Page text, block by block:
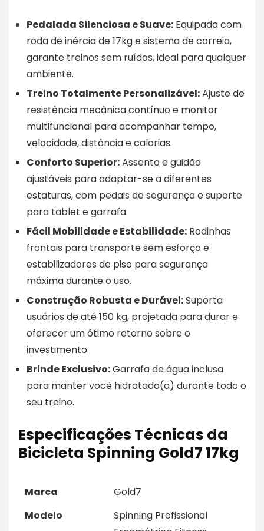
Pedalada Silenciosa e Suave: Equipada com
roda de inércia de 17kg e sistema de correia,
garante treinos sem ruídos, ideal para qualquer
ambiente.
Treino Totalmente Personalizável:Ajuste de
resistência mecânica contínuo e monitor
multifuncional para acompanhar tempo,
velocidade, distância e calorias.
Conforto Superior:Assento e guidão
ajustáveis para adaptar-se a diferentes
estaturas, com pedais de segurança e suporte
para tablet e garrafa.
Fácil Mobilidade e Estabilidade: Rodinhas
frontais para transporte sem esforço e
estabilizadores de piso para segurança
máxima durante o uso.
Construção Robusta e Durável:Suporta
usuários de até 150 kg, projetada para durar e
oferecer um ótimo retorno sobre o
investimento.
Brinde Exclusivo:Garrafa de água inclusa
para manter você hidratado(a) durante todo o
seu treino.
Especificações Técnicas da
Bicicleta Spinning Gold7 17kg
Marca
Gold7
Modelo
Spinning Profissional